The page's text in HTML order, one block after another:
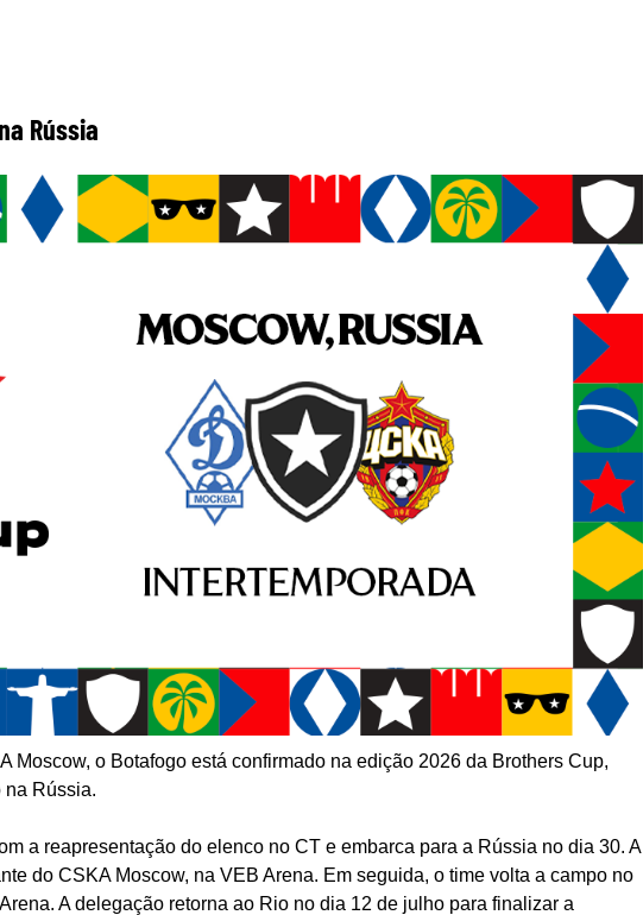
Rússia
o Botafogo está confirmado na edição 2026 da Brothers Cup,
na Rússia.
a reapresentação do elenco no CT e embarca para a Rússia no dia 30. A
do CSKA Moscow, na VEB Arena. Em seguida, o time volta a campo no
A delegação retorna ao Rio no dia 12 de julho para finalizar a